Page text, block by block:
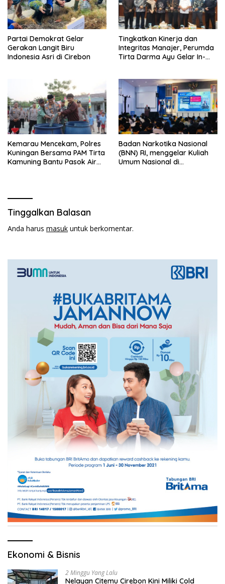
Partai Demokrat Gelar
Gerakan Langit Biru
Indonesia Asri di Cirebon
‎Tingkatkan Kinerja dan
Integritas Manajer, Perumda
Tirta Darma Ayu Gelar In-
Kemarau Mencekam, Polres
Kuningan Bersama PAM Tirta
Kamuning Bantu Pasok Air
Badan Narkotika Nasional
(BNN) RI, menggelar Kuliah
Umum Nasional di
Tinggalkan Balasan
Anda harus masuk untuk berkomentar.
Ekonomi & Bisnis
2 Minggu Yang Lalu
Nelayan Citemu Cirebon Kini Miliki Cold